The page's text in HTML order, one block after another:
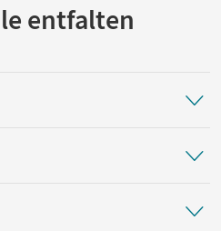
entfalten